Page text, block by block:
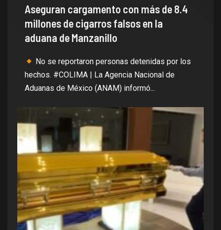
Aseguran cargamento con más de 8.4
millones de cigarros falsos en la
aduana de Manzanillo
No se reportaron personas detenidas por los
hechos. #COLIMA | La Agencia Nacional de
Aduanas de México (ANAM) informó...